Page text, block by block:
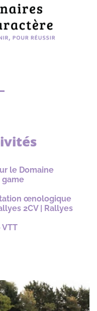
le Domaine
game
œnologique
2CV | Rallyes